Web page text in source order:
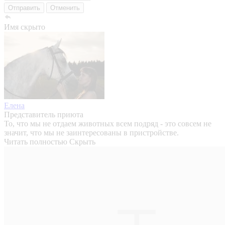
Отправить Отменить
Имя скрыто
Елена
Представитель приюта
То, что мы не отдаем животных всем подряд - это совсем не
значит, что мы не заинтересованы в пристройстве.
Читать полностью Скрыть